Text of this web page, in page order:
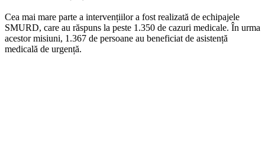
Cea mai mare parte a intervențiilor a fost realizată de echipajele
SMURD, care au răspuns la peste 1.350 de cazuri medicale. În urma
acestor misiuni, 1.367 de persoane au beneficiat de asistență
medicală de urgență.